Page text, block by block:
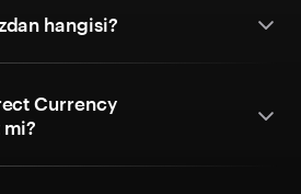
hangisi?
Currency